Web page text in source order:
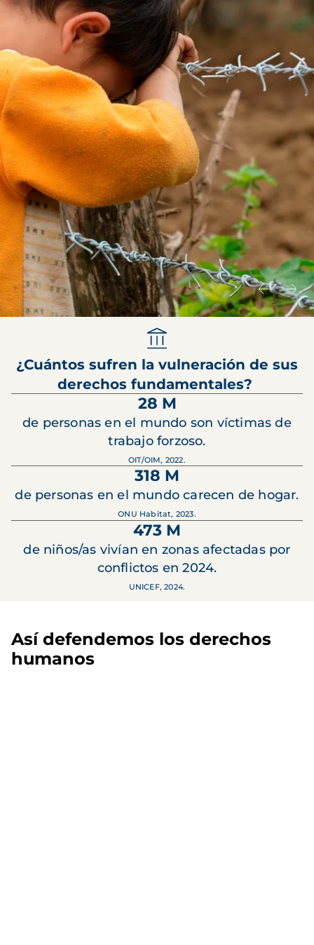
¿Cuántos sufren la vulneración de sus
derechos fundamentales?
28 M
de personas en el mundo son víctimas de
trabajo forzoso.
OIT/OIM, 2022.
318 M
de personas en el mundo carecen de hogar.
ONU Habitat, 2023.
473 M
de niños/as vivían en zonas afectadas por
conflictos en 2024.
UNICEF, 2024.
Así defendemos los derechos
humanos